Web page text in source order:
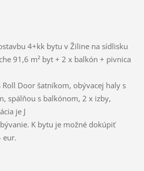
4+kk bytu v Žiline na sídlisku
91,6 m² byt + 2 x balkón + pivnica
Roll Door šatníkom, obývacej haly s
spálňou s balkónom, 2 x izby,
je J
K bytu je možné dokúpiť
eur.